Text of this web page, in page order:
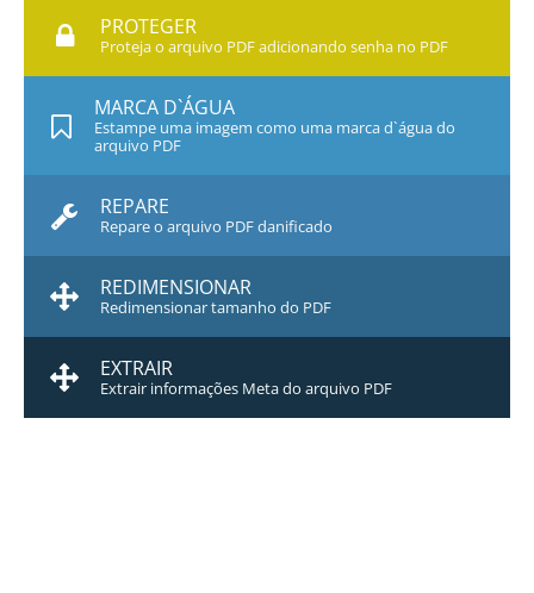
PROTEGER
Proteja o arquivo PDF adicionando senha no PDF
MARCA D`ÁGUA
Estampe uma imagem como uma marca d`água do
arquivo PDF
REPARE
Repare o arquivo PDF danificado
REDIMENSIONAR
Redimensionar tamanho do PDF
EXTRAIR
Extrair informações Meta do arquivo PDF